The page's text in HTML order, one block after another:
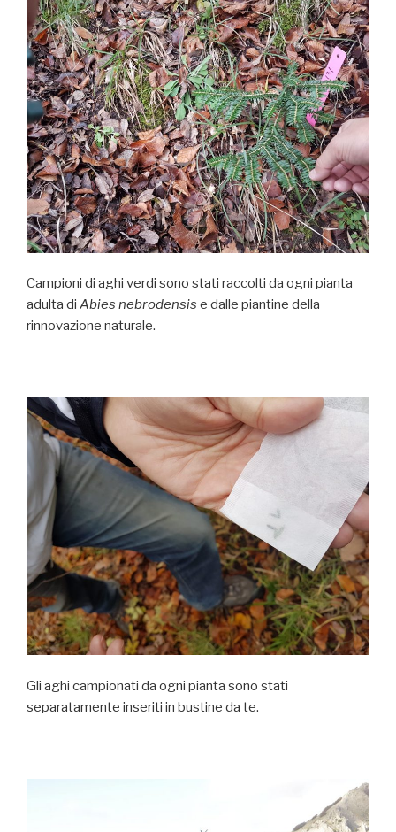
Campioni di aghi verdi sono stati raccolti da ogni pianta
adulta di Abies nebrodensis e dalle piantine della
rinnovazione naturale.
Gli aghi campionati da ogni pianta sono stati
separatamente inseriti in bustine da te.